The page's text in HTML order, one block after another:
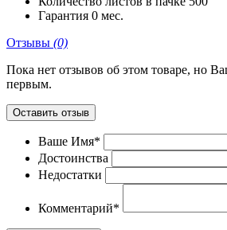
Гарантия 0 мес.
Отзывы (0)
Пока нет отзывов об этом товаре, но
первым.
Оставить отзыв
Ваше Имя*
Достоинства
Недостатки
Комментарий*